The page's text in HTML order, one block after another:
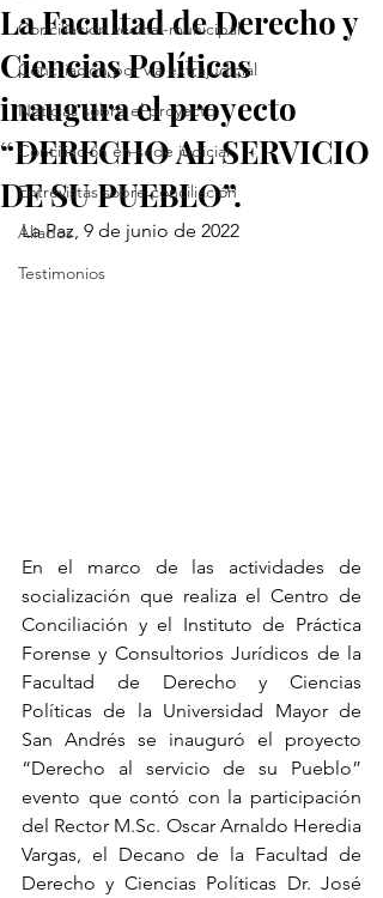
Conciliación vecinal-municipal
Conciliación por vía extrajudicial
Noticias sobre el proyecto
Conciliación en sede judicial
Entrevistas sobre conciliación
Aliados
Testimonios
La Facultad de Derecho y
Ciencias Políticas
inaugura el proyecto
“DERECHO AL SERVICIO
DE SU PUEBLO”.
La Paz, 9 de junio de 2022
En el marco de las actividades de
socialización que realiza el Centro de
Conciliación y el Instituto de Práctica
Forense y Consultorios Jurídicos de la
Facultad de Derecho y Ciencias
Políticas de la Universidad Mayor de
San Andrés se inauguró el proyecto
“Derecho al servicio de su Pueblo”
evento que contó con la participación
del Rector M.Sc. Oscar Arnaldo Heredia
Vargas, el Decano de la Facultad de
Derecho y Ciencias Políticas Dr. José